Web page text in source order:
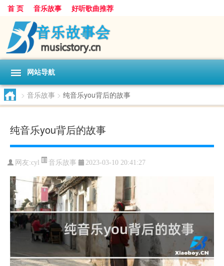
首 页 音乐故事 好听歌曲推荐
网站导航
> 音乐故事 > 纯音乐you背后的故事
纯音乐you背后的故事
网友:cyl 音乐故事 2023-03-10 20:41:27